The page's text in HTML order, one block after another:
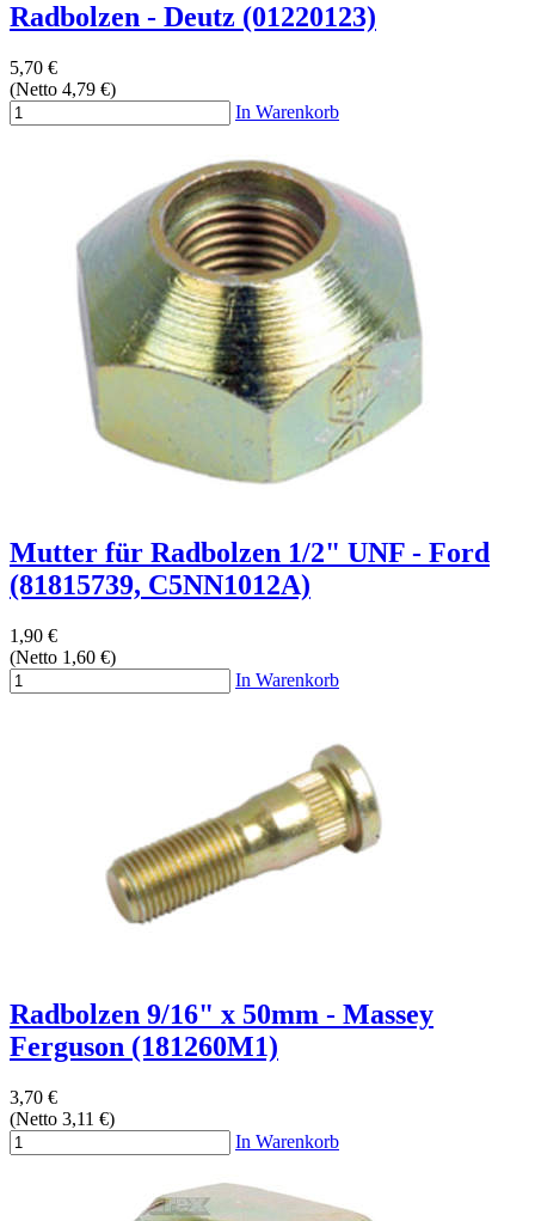
Radbolzen - Deutz (01220123)
5,70 €
(Netto 4,79 €)
In Warenkorb
Mutter für Radbolzen 1/2" UNF - Ford
(81815739, C5NN1012A)
1,90 €
(Netto 1,60 €)
In Warenkorb
Radbolzen 9/16" x 50mm - Massey
Ferguson (181260M1)
3,70 €
(Netto 3,11 €)
In Warenkorb